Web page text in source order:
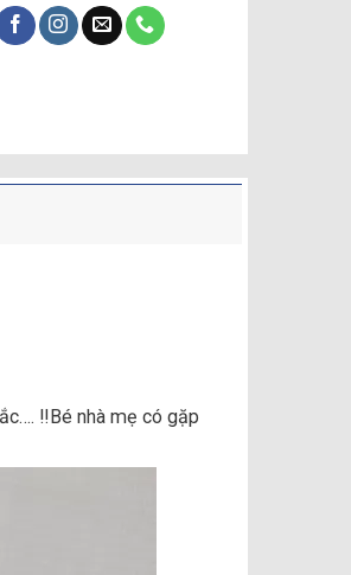
‼️Bé nhà mẹ có gặp